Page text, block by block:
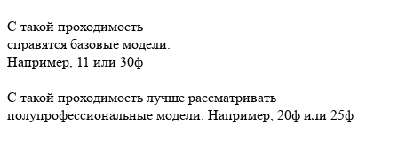
С такой проходимость
справятся базовые модели.
Например, 11 или 30ф
С такой проходимость лучше рассматривать
полупрофессиональные модели. Например, 20ф или 25ф